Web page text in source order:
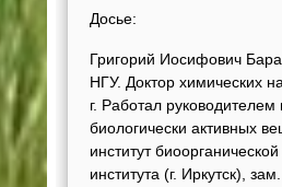
Досье:
Григорий Иосифович
НГУ. Доктор химических
г. Работал
биологически активных
институт
института (г. Иркутск),